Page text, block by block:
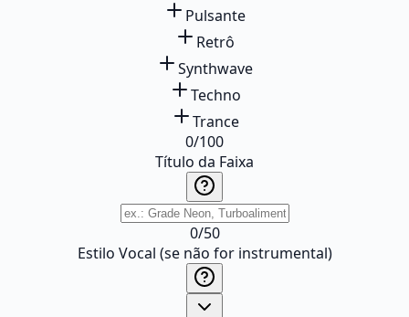
Pulsante
Retrô
Synthwave
Techno
Trance
0/100
Título da Faixa
0/50
Estilo Vocal (se não for instrumental)